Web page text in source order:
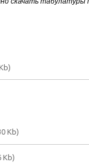
Kb)
Kb)